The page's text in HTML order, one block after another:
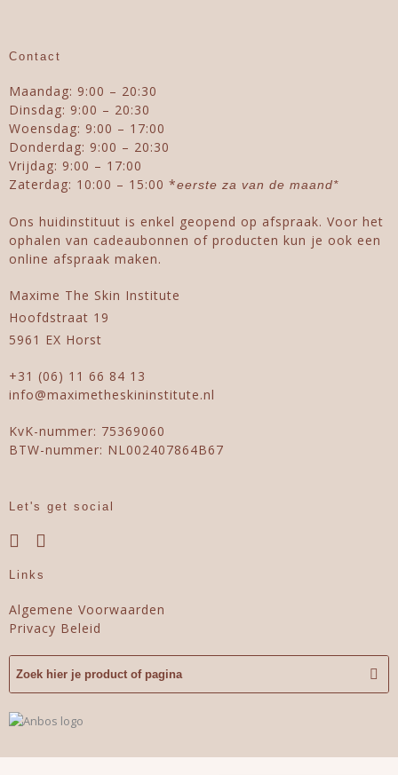
Contact
Maandag: 9:00 – 20:30
Dinsdag: 9:00 – 20:30
Woensdag: 9:00 – 17:00
Donderdag: 9:00 – 20:30
Vrijdag: 9:00 – 17:00
Zaterdag: 10:00 – 15:00 *eerste za van de maand*
Ons huidinstituut is enkel geopend op afspraak. Voor het
ophalen van cadeaubonnen of producten kun je ook een
online afspraak maken.
Maxime The Skin Institute
Hoofdstraat 19
5961 EX Horst
+31 (06) 11 66 84 13
info@maximetheskininstitute.nl
KvK-nummer: 75369060
BTW-nummer: NL002407864B67
Let's get social
Links
Algemene Voorwaarden
Privacy Beleid